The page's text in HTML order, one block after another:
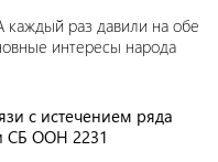
раз давили на обе
интересы народа
с истечением ряда
СБ ООН 2231